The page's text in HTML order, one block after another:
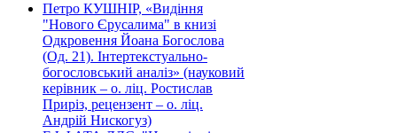
Петро КУШНІР, «Видіння
"Нового Єрусалима" в книзі
Одкровення Йоана Богослова
(Од. 21). Інтертекстуально-
богословський аналіз» (науковий
керівник – о. ліц. Ростислав
Приріз, рецензент – о. ліц.
Андрій Нискогуз)